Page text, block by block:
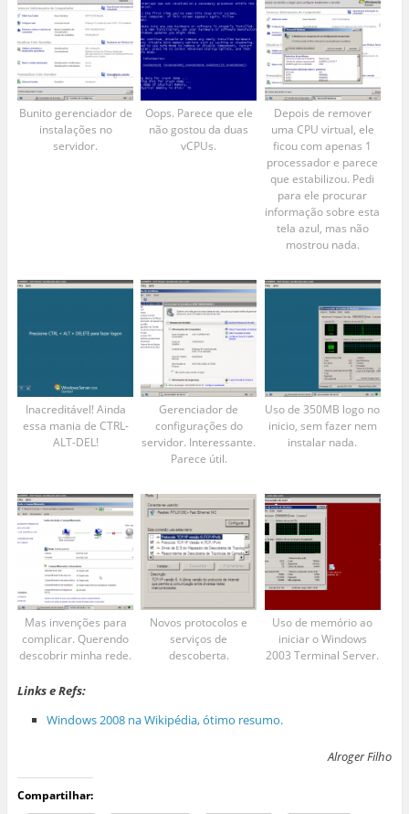
Bunito gerenciador de
instalações no
servidor.
Oops. Parece que ele
não gostou da duas
vCPUs.
Depois de remover
uma CPU virtual, ele
ficou com apenas 1
processador e parece
que estabilizou. Pedi
para ele procurar
informação sobre esta
tela azul, mas não
mostrou nada.
Inacreditável! Ainda
essa mania de CTRL-
ALT-DEL!
Gerenciador de
configurações do
servidor. Interessante.
Parece útil.
Uso de 350MB logo no
inicio, sem fazer nem
instalar nada.
Mas invenções para
complicar. Querendo
descobrir minha rede.
Novos protocolos e
serviços de
descoberta.
Uso de memório ao
iniciar o Windows
2003 Terminal Server.
Links e Refs:
Windows 2008 na Wikipédia, ótimo resumo.
Alroger Filho
Compartilhar: